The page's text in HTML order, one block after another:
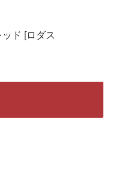
ド [ロダス